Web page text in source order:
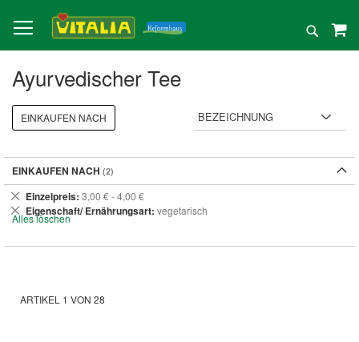
zum
Inhalt
Suche
Ayurvedischer Tee
ARTIKEL 1 VON 28
EINKAUFEN NACH
EINKAUFEN NACH
Einzelpreis 3,00 € - 4,00 €
Dies
entfernen
Eigenschaft/ Ernährungsart vegetarisch
Dies
entfernen
Alles löschen